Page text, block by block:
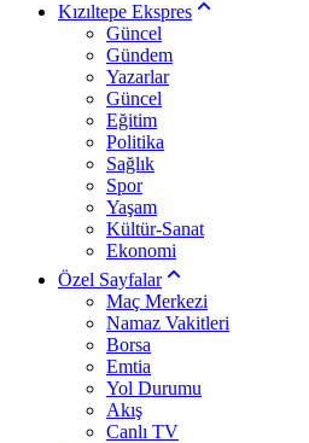
Kızıltepe Ekspres
Güncel
Gündem
Yazarlar
Güncel
Eğitim
Politika
Sağlık
Spor
Yaşam
Kültür-Sanat
Ekonomi
Özel Sayfalar
Maç Merkezi
Namaz Vakitleri
Borsa
Emtia
Yol Durumu
Akış
Canlı TV